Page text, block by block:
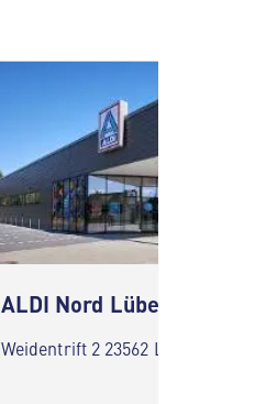
ALDI Nord Lübeck
Weidentrift 2 23562 Lübeck